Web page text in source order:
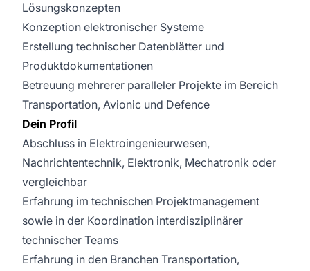
Lösungskonzepten
Konzeption elektronischer Systeme
Erstellung technischer Datenblätter und
Produktdokumentationen
Betreuung mehrerer paralleler Projekte im Bereich
Transportation, Avionic und Defence
Dein Profil
Abschluss in Elektroingenieurwesen,
Nachrichtentechnik, Elektronik, Mechatronik oder
vergleichbar
Erfahrung im technischen Projektmanagement
sowie in der Koordination interdisziplinärer
technischer Teams
Erfahrung in den Branchen Transportation,